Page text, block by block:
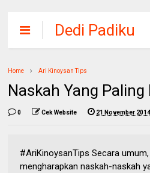
Dedi Padiku
Home Ari Kinoysan Tips
Naskah Yang
0 Cek Website 21 November 2014
#AriKinoysanTips Secara
mengharapkan naskah-naskah